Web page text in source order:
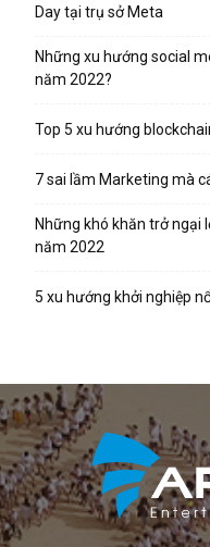
Day tại trụ sở Meta
Những xu hướng social
năm 2022?
Top 5 xu hướng
7 sai lầm Marketing mà
Những khó khăn trở ngại
năm 2022
5 xu hướng khởi nghiệp